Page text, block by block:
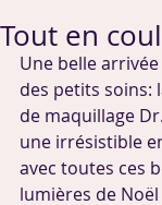
Tout en
Une belle
des petits soins:
de maquillage
une irrésistible
avec toutes ces
lumières de